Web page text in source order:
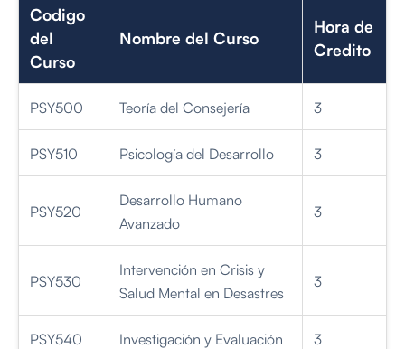
Codigo
del
Curso
Nombre del Curso
Hora de
Credito
PSY500 Teoría del Consejería 3
PSY510 Psicología del Desarrollo 3
PSY520
Desarrollo Humano
Avanzado
3
PSY530
Intervención en Crisis y
Salud Mental en Desastres
3
PSY540 Investigación y Evaluación 3